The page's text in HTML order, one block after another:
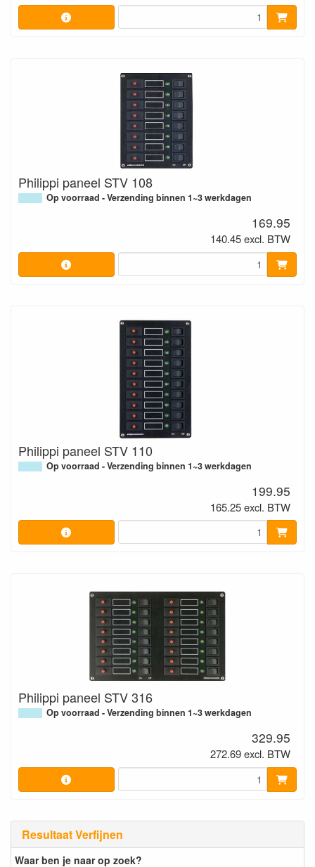
Resultaat Verfijnen
Waar ben je naar op zoek?
Philippi paneel STV 108
Op voorraad - Verzending binnen 1~3 werkdagen
169.95
140.45 excl. BTW
Philippi paneel STV 110
Op voorraad - Verzending binnen 1~3 werkdagen
199.95
165.25 excl. BTW
Philippi paneel STV 316
Op voorraad - Verzending binnen 1~3 werkdagen
329.95
272.69 excl. BTW